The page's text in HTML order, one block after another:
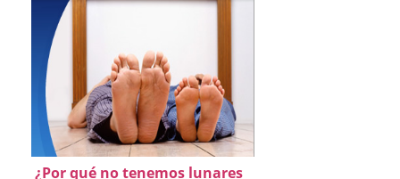
¿Por qué no tenemos lunares